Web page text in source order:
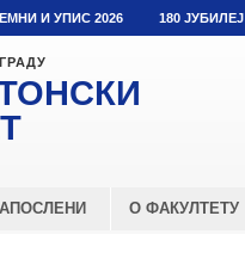
И УПИС 2026 180 ЈУБИЛЕЈ
О ФАКУЛТЕТУ